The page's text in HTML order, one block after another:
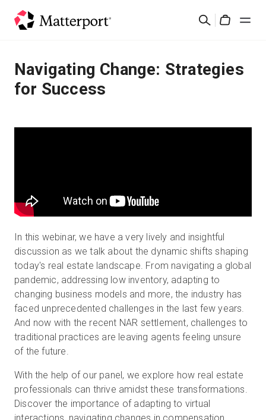
검
솔루션
제품
가격
새로운 사항
문의하기
로그인
무료 체험판
영업:+65 6797 8416
KO
Navigating Change: Strategies
for Success
In this webinar, we have a very lively and insightful
discussion as we talk about the dynamic shifts shaping
today's real estate landscape. From navigating a global
pandemic, addressing low inventory, adapting to
changing business models and more, the industry has
faced unprecedented challenges in the last few years.
And now with the recent NAR settlement, challenges to
traditional practices are leaving agents feeling unsure
of the future.
With the help of our panel, we explore how real estate
professionals can thrive amidst these transformations.
Discover the importance of adapting to virtual